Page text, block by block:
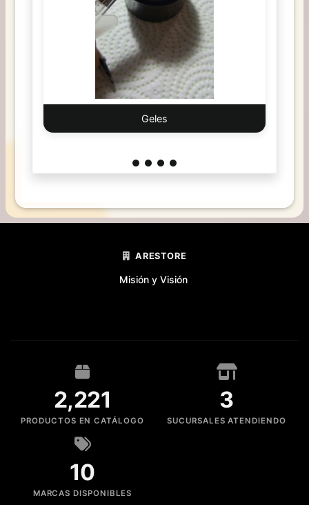
Geles
ARESTORE
Misión y Visión
2,221
PRODUCTOS EN CATÁLOGO
3
SUCURSALES ATENDIENDO
10
MARCAS DISPONIBLES